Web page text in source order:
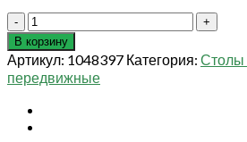
Количество
товара
Стол
подъемный
передвижной
300
кг
В корзину
Артикул: 1048397 Категория: Столы
передвижные